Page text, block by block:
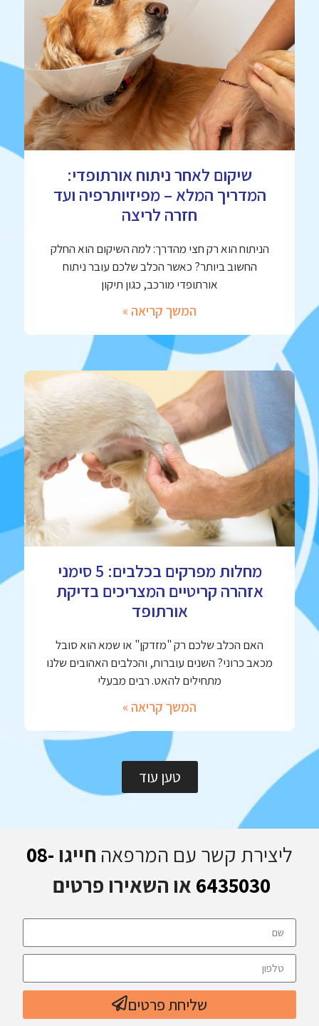
שיקום לאחר ניתוח אורתופדי:
המדריך המלא – מפיזיותרפיה ועד
חזרה לריצה
הניתוח הוא רק חצי מהדרך: למה השיקום הוא החלק
החשוב ביותר? כאשר הכלב שלכם עובר ניתוח
אורתופדי מורכב, כגון תיקון
המשך קריאה »
מחלות מפרקים בכלבים: 5 סימני
אזהרה קריטיים המצריכים בדיקת
אורתופד
האם הכלב שלכם רק "מזדקן" או שמא הוא סובל
מכאב כרוני? השנים עוברות, והכלבים האהובים שלנו
מתחילים להאט. רבים מבעלי
המשך קריאה »
טען עוד
ליצירת קשר עם המרפאה חייגו 08-
6435030 או השאירו פרטים
שליחת פרטים